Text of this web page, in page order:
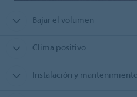
Bajar el volumen
Clima positivo
Instalación y mantenimiento